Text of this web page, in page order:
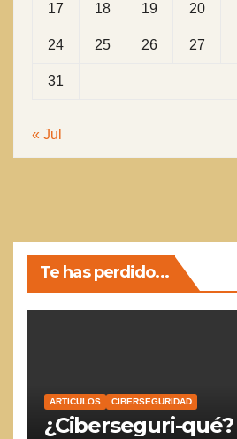
17 18 19 20
24 25 26 27
31
« Jul
Te has perdido...
ARTICULOS CIBERSEGURIDAD
¿Ciberseguri-qué?